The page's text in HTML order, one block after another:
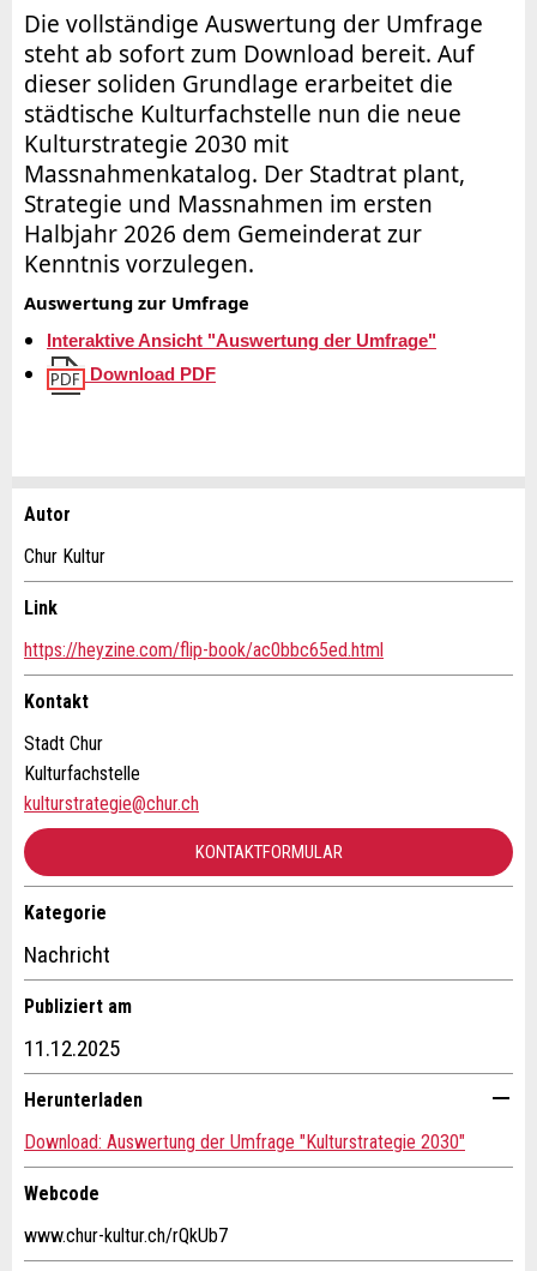
Die vollständige Auswertung der Umfrage
steht ab sofort zum Download bereit. Auf
dieser soliden Grundlage erarbeitet die
städtische Kulturfachstelle nun die neue
Kulturstrategie 2030 mit
Massnahmenkatalog. Der Stadtrat plant,
Strategie und Massnahmen im ersten
Halbjahr 2026 dem Gemeinderat zur
Kenntnis vorzulegen.
Auswertung zur Umfrage
Interaktive Ansicht "Auswertung der Umfrage"
Download PDF
Anzeige beanstanden
Ihr Feedback wird sehr geschätzt!
Allgemeines Feedback
Anzeige nicht mehr gültig
Nachricht
* Eingabe erforderlich
Zur Qualitätssicherung wird eine Kopie der E-Mail an
Anzeige weiterempfehlen
Empfehlen Sie diese Anzeige an Freunde weiter.
* Eingabe erforderlich
ANZEIGE WEITEREMPFEHLEN
Schliessen
Autor
Chur Kultur
Link
https://heyzine.com/flip-book/ac0bbc65ed.html
Kontakt
Stadt Chur
Kulturfachstelle
kulturstrategie@chur.ch
KONTAKTFORMULAR
Kontakt
Verfassen Sie eine Nachricht für die Kontaktpersonen dieser
Kategorie
Nachricht
Publiziert am
11.12.2025
Herunterladen
Download: Auswertung der Umfrage "Kulturstrategie 2030"
Webcode
www.chur-kultur.ch/rQkUb7